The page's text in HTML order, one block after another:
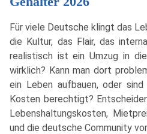
Für viele Deutsche klingt das
die Kultur, das Flair, das
realistisch ist ein Umzug in
wirklich? Kann man dort
ein Leben aufbauen, oder
Kosten berechtigt?
Lebenshaltungskosten,
und die deutsche Community